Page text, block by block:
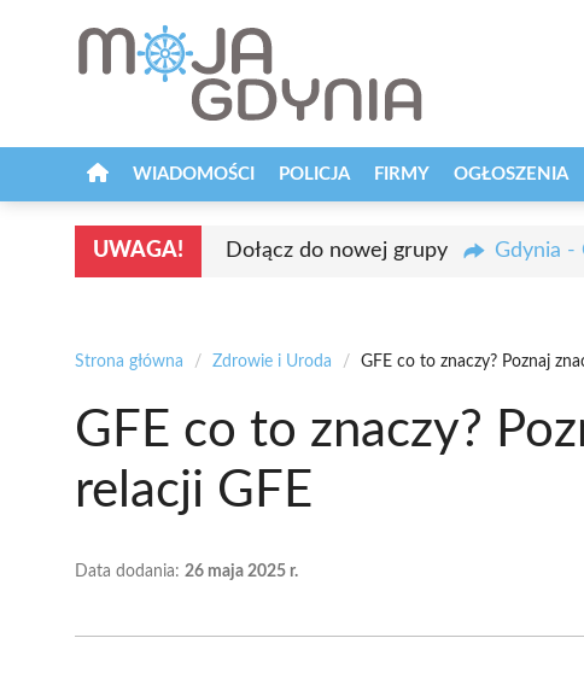
WIADOMOŚCI POLICJA FIRMY OGŁOSZENIA
UWAGA! Dołącz do nowej grupy Gdynia -
Strona główna / Zdrowie i Uroda / GFE co to znaczy? Poznaj
GFE co to znaczy?
relacji GFE
Data dodania: 26 maja 2025 r.